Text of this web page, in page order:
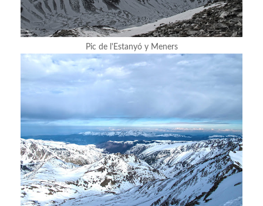
Pic de l'Estanyó y Meners